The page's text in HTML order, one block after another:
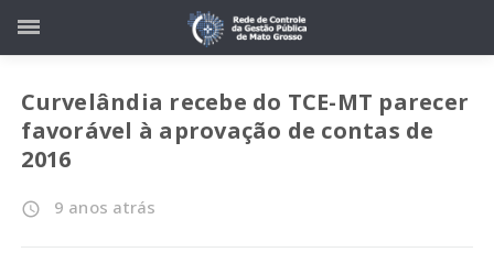
Curvelândia recebe do TCE-MT parecer
favorável à aprovação de contas de
2016
access_time 9 anos atrás